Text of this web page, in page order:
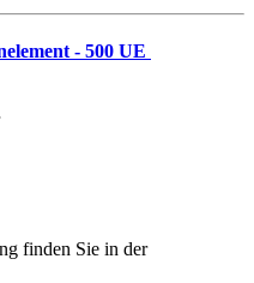
- 500 UE
finden Sie in der